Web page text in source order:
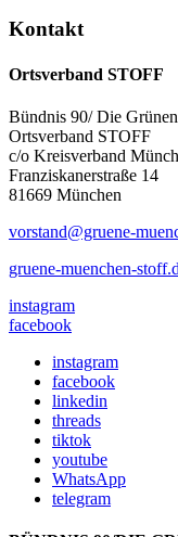
Kontakt
Ortsverband STOFF
Bündnis 90/ Die Grünen
Ortsverband STOFF
c/o Kreisverband
Franziskanerstraße 14
81669 München
vorstand@gruene-
gruene-muenchen-
instagram
facebook
instagram
facebook
linkedin
threads
tiktok
youtube
WhatsApp
telegram